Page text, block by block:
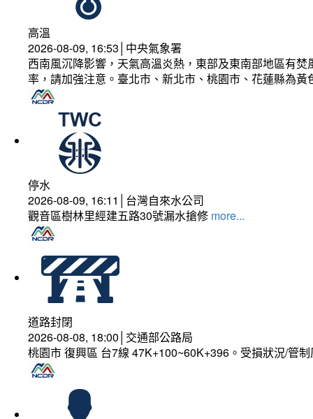
高溫
2026-08-09, 16:53│中央氣象署
西南風沉降影響，天氣高溫炎熱，東部及東南部地區有
率，請加強注意。臺北市、新北市、桃園市、花蓮縣為
停水
2026-08-09, 16:11│台灣自來水公司
觀音區樹林里經建五路30號漏水搶修 more...
道路封閉
2026-08-08, 18:00│交通部公路局
桃園市 復興區 台7線 47K+100~60K+396。受損狀況/管